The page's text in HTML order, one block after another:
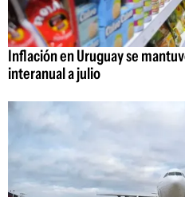
Inflación en Uruguay se
interanual a julio